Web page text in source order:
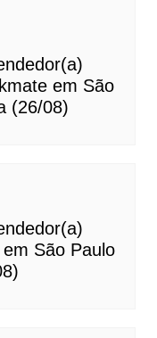
em São
(26/08)
São Paulo